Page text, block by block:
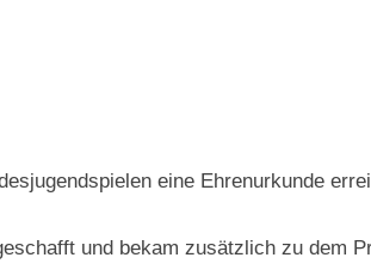
eine Ehrenurkunde
und bekam zusätzlich zu dem